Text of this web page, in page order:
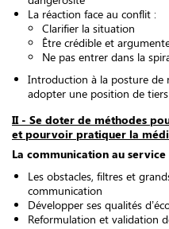
La réaction face au conflit :
Clarifier la situation
Être crédible et
Ne pas entrer dans la
Introduction à la posture de
adopter une position de tiers
II - Se doter de méthodes
et pourvoir pratiquer la
La communication au
Les obstacles, filtres et
communication
Développer ses qualités
Reformulation et validation